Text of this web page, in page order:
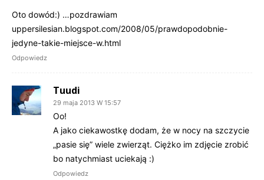
Oto dowód:) …pozdrawiam
uppersilesian.blogspot.com/2008/05/prawdopodobnie-
jedyne-takie-miejsce-w.html
Odpowiedz
Tuudi
29 maja 2013 W 15:57
Oo!
A jako ciekawostkę dodam, że w nocy na szczycie
„pasie się” wiele zwierząt. Ciężko im zdjęcie zrobić
bo natychmiast uciekają :)
Odpowiedz